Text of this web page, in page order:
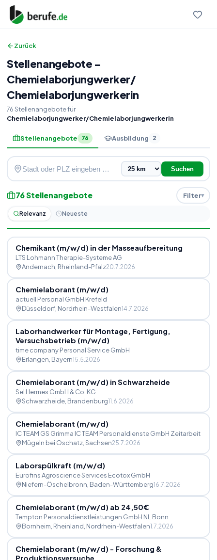
Zurück
Stellenangebote –
Chemielaborjungwerker/
Chemielaborjungwerkerin
76Stellenangebotefür
Chemielaborjungwerker/Chemielaborjungwerkerin
Stellenangebote 76 Ausbildung 2
Suchen
76Stellenangebote
Relevanz Neueste
Filter
Chemikant (m/w/d) in der Masseaufbereitung
LTS Lohmann Therapie-Systeme AG
Andernach , Rheinland-Pfalz20.7.2026
Chemielaborant (m/w/d)
actuell Personal GmbH Krefeld
Düsseldorf, Nordrhein-Westfalen14.7.2026
Laborhandwerker für Montage, Fertigung,
Versuchsbetrieb (m/w/d)
time company Personal Service GmbH
Erlangen , Bayern15.5.2026
Chemielaborant (m/w/d) in Schwarzheide
Sel Hermes GmbH & Co. KG
Schwarzheide, Brandenburg11.6.2026
Chemielaborant (m/w/d)
IC TEAM GS Grimma IC TEAM Personaldienste GmbH Zeitarbeit
Mügeln bei Oschatz, Sachsen25.7.2026
Laborspülkraft (m/w/d)
Eurofins Agroscience Services Ecotox GmbH
Niefern-Öschelbronn , Baden-Württemberg16.7.2026
Chemielaborant (m/w/d) ab 24,50€
Tempton Personaldienstleistungen GmbH NL Bonn
Bornheim, Rheinland , Nordrhein-Westfalen1.7.2026
Chemielaborant (m/w/d) - Forschung &
Produktionsversuche